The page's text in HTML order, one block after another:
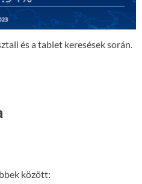
és a tablet keresések során.
között: